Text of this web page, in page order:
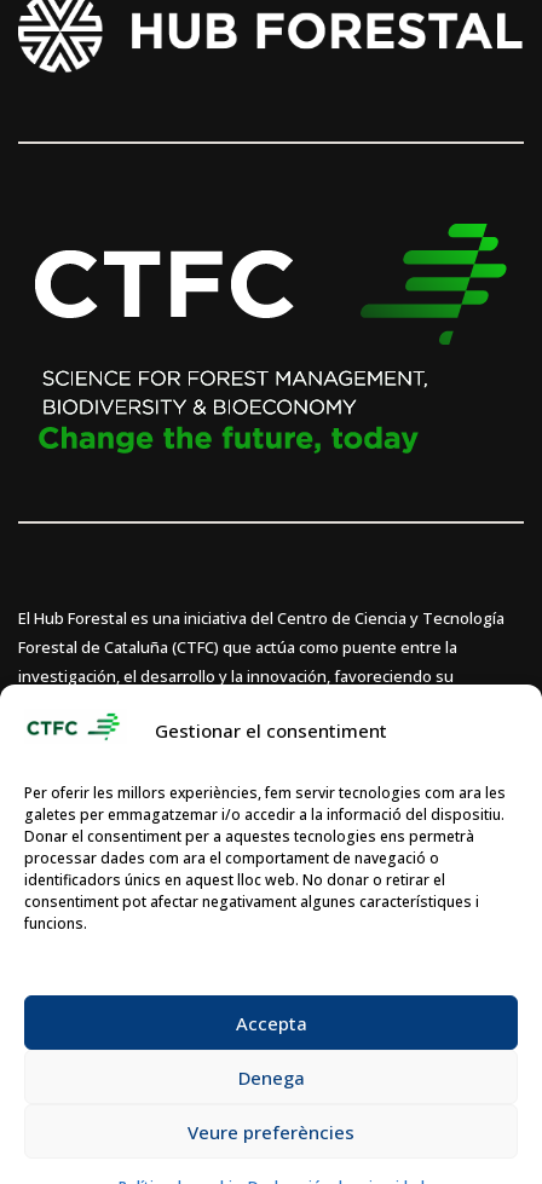
Gestionar el consentiment
Per oferir les millors experiències, fem servir tecnologies com ara les
galetes per emmagatzemar i/o accedir a la informació del dispositiu.
Donar el consentiment per a aquestes tecnologies ens permetrà
processar dades com ara el comportament de navegació o
identificadors únics en aquest lloc web. No donar o retirar el
consentiment pot afectar negativament algunes característiques i
funcions.
Accepta
Denega
Veure preferències
El Hub Forestal es una iniciativa del Centro de Ciencia y Tecnología
Forestal de Cataluña (CTFC) que actúa como puente entre la
investigación, el desarrollo y la innovación, favoreciendo su
recursos naturales en bioproductos que generan valor económico,
adaptadas a los retos actuales.